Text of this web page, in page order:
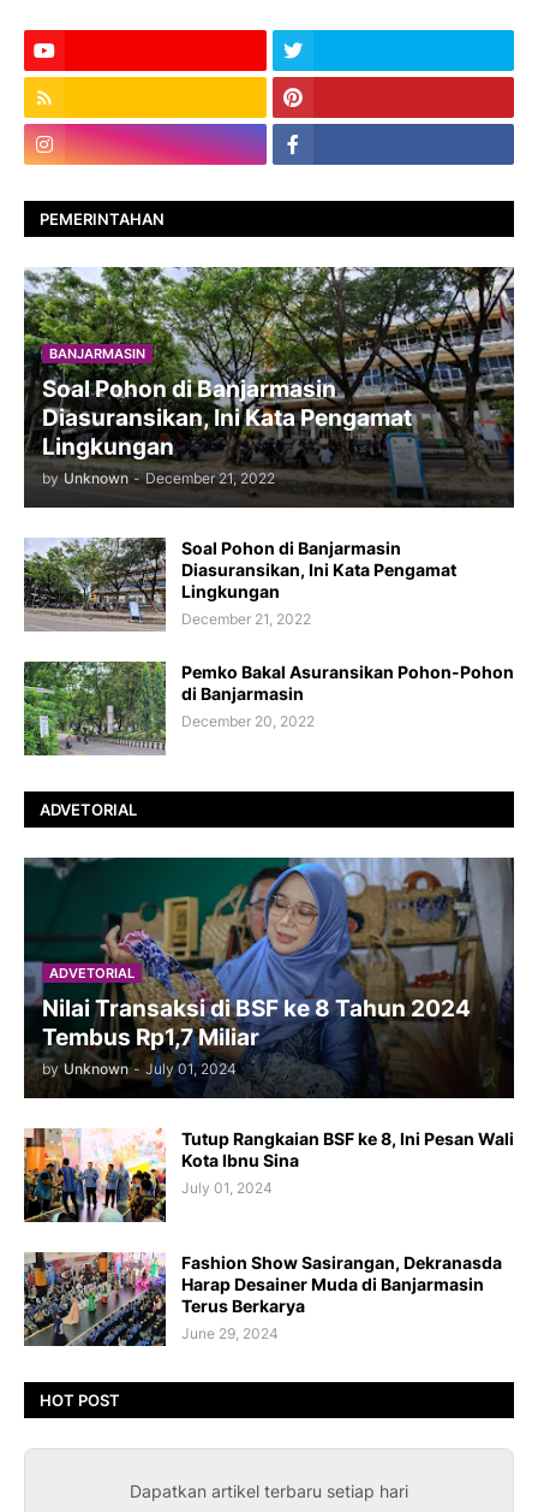
PEMERINTAHAN
BANJARMASIN
Soal Pohon di Banjarmasin
Diasuransikan, Ini Kata Pengamat
Lingkungan
by Unknown - December 21, 2022
Soal Pohon di Banjarmasin
Diasuransikan, Ini Kata Pengamat
Lingkungan
December 21, 2022
Pemko Bakal Asuransikan Pohon-Pohon
di Banjarmasin
December 20, 2022
ADVETORIAL
ADVETORIAL
Nilai Transaksi di BSF ke 8 Tahun 2024
Tembus Rp1,7 Miliar
by Unknown - July 01, 2024
Tutup Rangkaian BSF ke 8, Ini Pesan Wali
Kota Ibnu Sina
July 01, 2024
Fashion Show Sasirangan, Dekranasda
Harap Desainer Muda di Banjarmasin
Terus Berkarya
June 29, 2024
HOT POST
Dapatkan artikel terbaru setiap hari